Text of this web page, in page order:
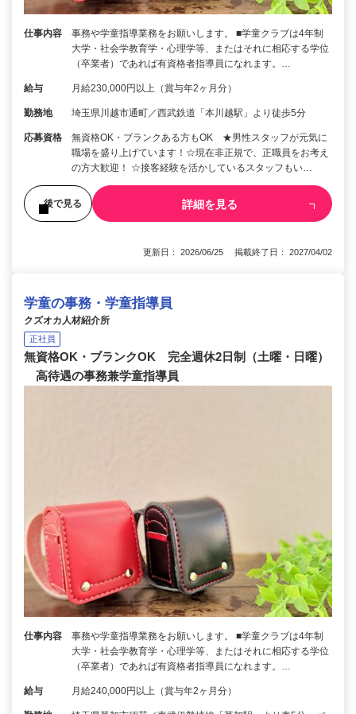
仕事内容
事務や学童指導業務をお願いします。 ■学童クラブは4年制
大学・社会学教育学・心理学等、またはそれに相応する学位
（卒業者）であれば有資格者指導員になれます。…
給与 月給230,000円以上（賞与年2ヶ月分）
勤務地 埼玉県川越市通町／西武鉄道「本川越駅」より徒歩5分
応募資格
無資格OK・ブランクある方もOK ★男性スタッフが元気に
職場を盛り上げています！☆現在非正規で、正職員をお考え
の方大歓迎！ ☆接客経験を活かしているスタッフもい…
後で見る 詳細を見る
更新日： 2026/06/25 掲載終了日： 2027/04/02
学童の事務・学童指導員
クズオカ人材紹介所
正社員
無資格OK・ブランクOK 完全週休2日制（土曜・日曜）
高待遇の事務兼学童指導員
仕事内容
事務や学童指導業務をお願いします。 ■学童クラブは4年制
大学・社会学教育学・心理学等、またはそれに相応する学位
（卒業者）であれば有資格者指導員になれます。…
給与 月給240,000円以上（賞与年2ヶ月分）